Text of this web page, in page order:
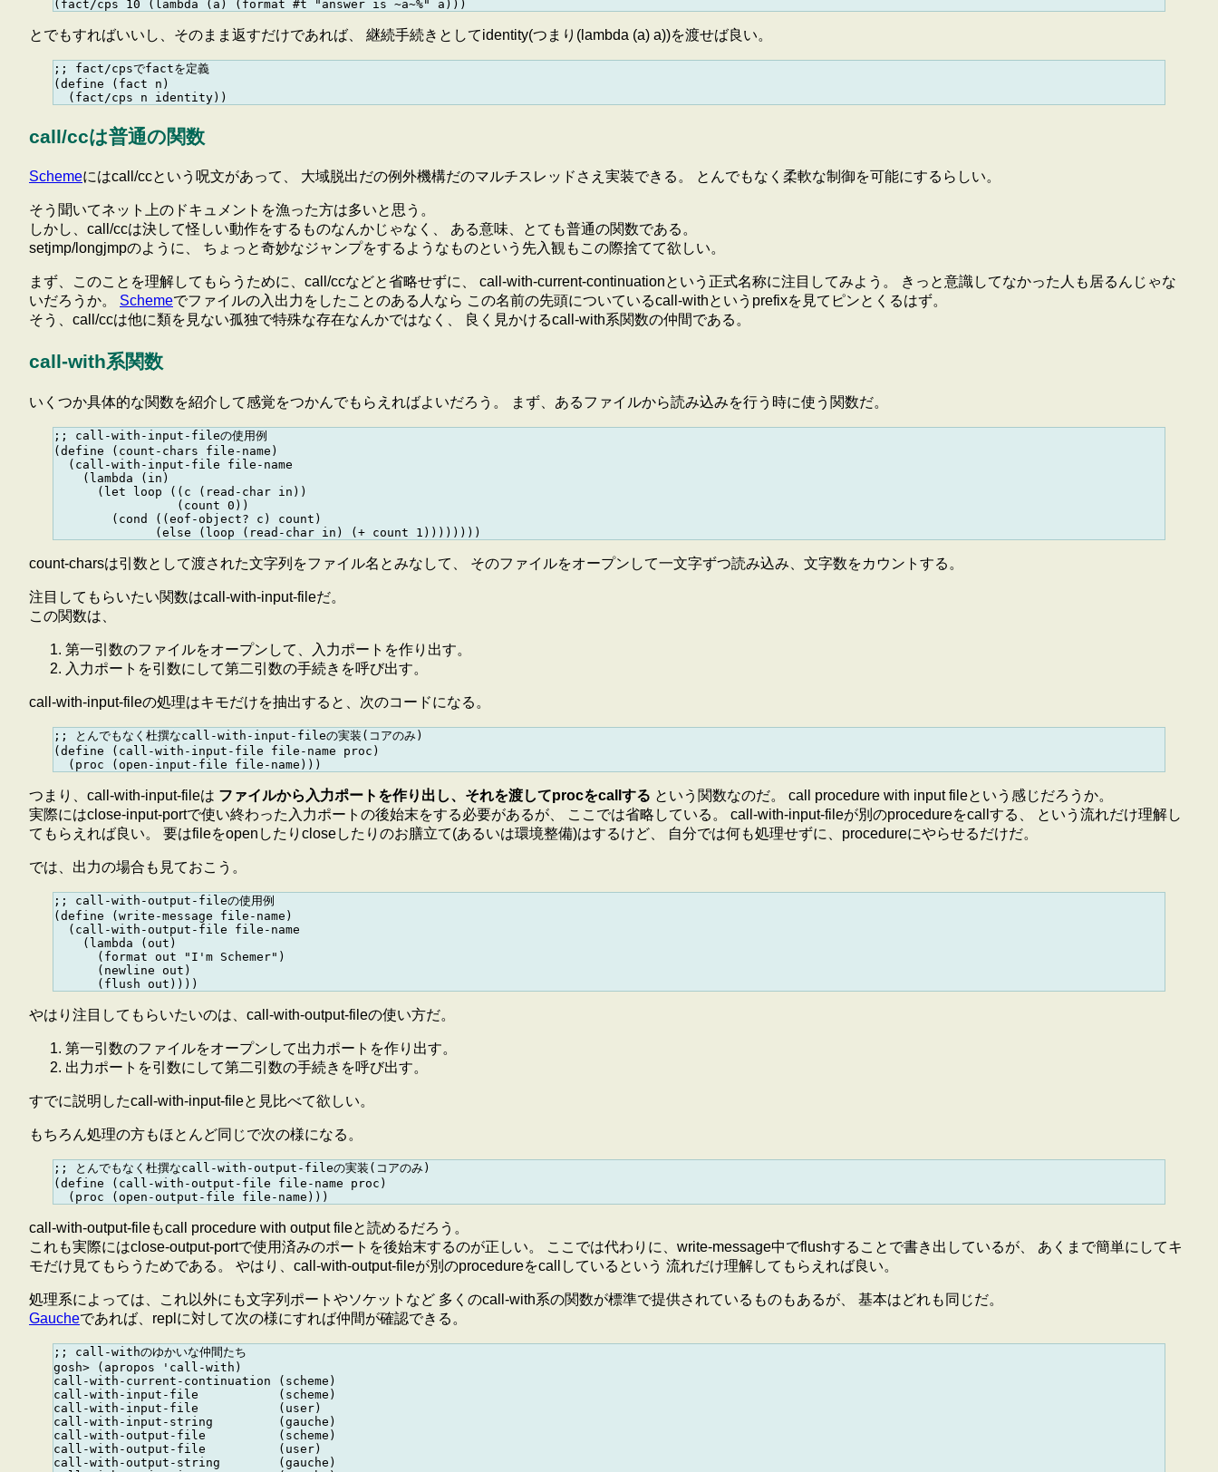
とでもすればいいし、そのまま返すだけであれば、 継続手続きとしてidentity(つまり(lambda (a) a))を渡せば良い。
;; fact/cpsでfactを定義
(define (fact n)
call/ccは普通の関数
Schemeにはcall/ccという呪文があって、 大域脱出だの例外機構だのマルチスレッドさえ実装できる。 とんでもなく柔軟な制御を可能にするらしい。
そう聞いてネット上のドキュメントを漁った方は多いと思う。
しかし、call/ccは決して怪しい動作をするものなんかじゃなく、 ある意味、とても普通の関数である。
setjmp/longjmpのように、 ちょっと奇妙なジャンプをするようなものという先入観もこの際捨てて欲しい。
まず、このことを理解してもらうために、call/ccなどと省略せずに、 call-with-current-continuationという正式名称に注目してみよう。 きっと意識してなかった人も居るんじゃな
いだろうか。 Schemeでファイルの入出力をしたことのある人なら この名前の先頭についているcall-withというprefixを見てピンとくるはず。
そう、call/ccは他に類を見ない孤独で特殊な存在なんかではなく、 良く見かけるcall-with系関数の仲間である。
call-with系関数
いくつか具体的な関数を紹介して感覚をつかんでもらえればよいだろう。 まず、あるファイルから読み込みを行う時に使う関数だ。
;; call-with-input-fileの使用例
(define (count-chars file-name)
  (call-with-input-file file-name
    (lambda (in)
      (let loop ((c (read-char in))
                 (count 0))
        (cond ((eof-object? c) count)
count-charsは引数として渡された文字列をファイル名とみなして、 そのファイルをオープンして一文字ずつ読み込み、文字数をカウントする。
注目してもらいたい関数はcall-with-input-fileだ。
この関数は、
第一引数のファイルをオープンして、入力ポートを作り出す。
入力ポートを引数にして第二引数の手続きを呼び出す。
call-with-input-fileの処理はキモだけを抽出すると、次のコードになる。
;; とんでもなく杜撰なcall-with-input-fileの実装(コアのみ)
(define (call-with-input-file file-name proc)
つまり、call-with-input-fileは ファイルから入力ポートを作り出し、それを渡してprocをcallする という関数なのだ。 call procedure with input fileという感じだろうか。
実際にはclose-input-portで使い終わった入力ポートの後始末をする必要があるが、 ここでは省略している。 call-with-input-fileが別のprocedureをcallする、 という流れだけ理解し
てもらえれば良い。 要はfileをopenしたりcloseしたりのお膳立て(あるいは環境整備)はするけど、 自分では何も処理せずに、procedureにやらせるだけだ。
では、出力の場合も見ておこう。
;; call-with-output-fileの使用例
(define (write-message file-name)
  (call-with-output-file file-name
    (lambda (out)
      (format out "I'm Schemer")
      (newline out)
やはり注目してもらいたいのは、call-with-output-fileの使い方だ。
第一引数のファイルをオープンして出力ポートを作り出す。
出力ポートを引数にして第二引数の手続きを呼び出す。
すでに説明したcall-with-input-fileと見比べて欲しい。
もちろん処理の方もほとんど同じで次の様になる。
;; とんでもなく杜撰なcall-with-output-fileの実装(コアのみ)
(define (call-with-output-file file-name proc)
call-with-output-fileもcall procedure with output fileと読めるだろう。
これも実際にはclose-output-portで使用済みのポートを後始末するのが正しい。 ここでは代わりに、write-message中でflushすることで書き出しているが、 あくまで簡単にしてキ
モだけ見てもらうためである。 やはり、call-with-output-fileが別のprocedureをcallしているという 流れだけ理解してもらえれば良い。
処理系によっては、これ以外にも文字列ポートやソケットなど 多くのcall-with系の関数が標準で提供されているものもあるが、 基本はどれも同じだ。
Gaucheであれば、replに対して次の様にすれば仲間が確認できる。
;; call-withのゆかいな仲間たち
gosh> (apropos 'call-with)
call-with-current-continuation (scheme)
call-with-input-file           (scheme)
call-with-input-file           (user)
call-with-input-string         (gauche)
call-with-output-file          (scheme)
call-with-output-file          (user)
call-with-output-string        (gauche)